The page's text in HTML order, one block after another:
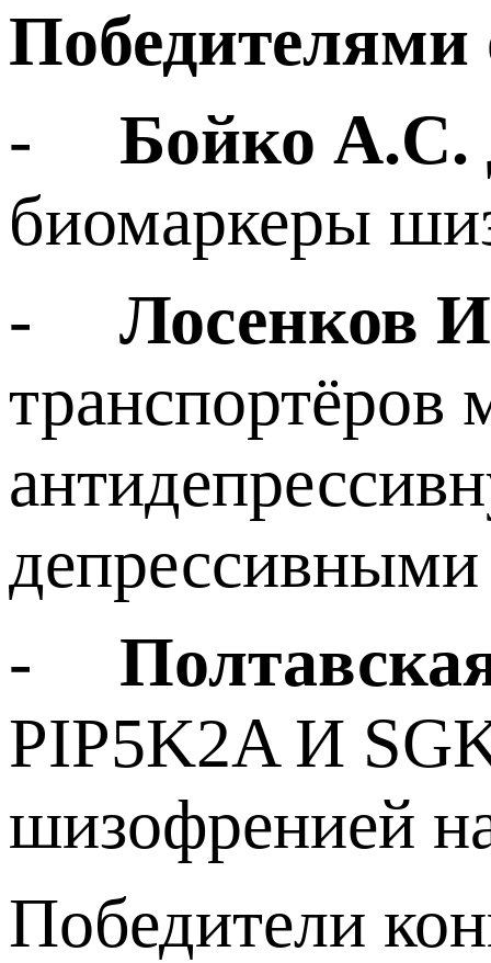
- Бойко А.С.
биомаркеры
- Лосенков
транспортёров
депрессивными
-
PIP5K2A И
шизофренией
Победители